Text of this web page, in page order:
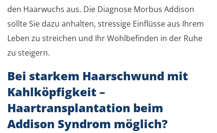
den Haarwuchs aus. Die Diagnose Morbus Addison
sollte Sie dazu anhalten, stressige Einflüsse aus Ihrem
Leben zu streichen und Ihr Wohlbefinden in der Ruhe
zu steigern.
Bei starkem Haarschwund mit
Kahlköpfigkeit –
Haartransplantation beim
Addison Syndrom möglich?